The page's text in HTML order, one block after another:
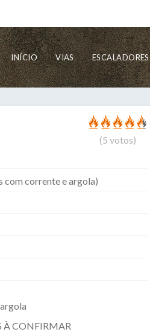
INÍCIO VIAS ESCALADORES
(5 votos)
com corrente e argola)
À CONFIRMAR